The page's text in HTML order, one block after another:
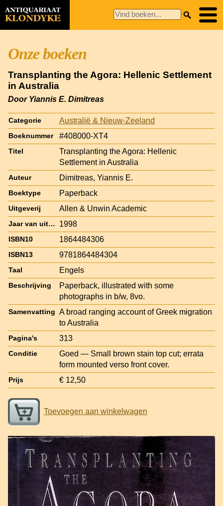
Onze boeken
Transplanting the Agora: Hellenic Settlement
in Australia
Door Yiannis E. Dimitreas
Categorie Australië & Nieuw-Zeeland
Boeknummer #408000-XT4
Titel
Transplanting the Agora: Hellenic
Settlement in Australia
Auteur Dimitreas, Yiannis E.
Boektype Paperback
Uitgeverij Allen & Unwin Academic
Jaar van uitgave 1998
ISBN10 1864484306
ISBN13 9781864484304
Taal Engels
Beschrijving
Paperback, illustrated with some
photographs in b/w, 8vo.
Samenvatting A broad ranging account of Greek migration
to Australia
Pagina's 313
Conditie
Goed — Small brown stain top cut; errata
form mounted verso front cover.
Prijs € 12,50
Toevoegen aan winkelwagen